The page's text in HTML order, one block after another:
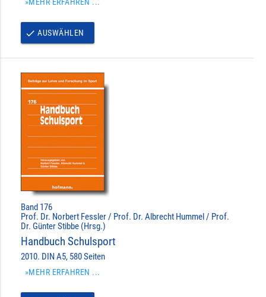
»MEHR ERFAHREN ...
done AUSWÄHLEN
Band 176
Prof. Dr. Norbert Fessler / Prof. Dr. Albrecht Hummel / Prof.
Dr. Günter Stibbe (Hrsg.)
Handbuch Schulsport
2010. DIN A5, 580 Seiten
»MEHR ERFAHREN ...